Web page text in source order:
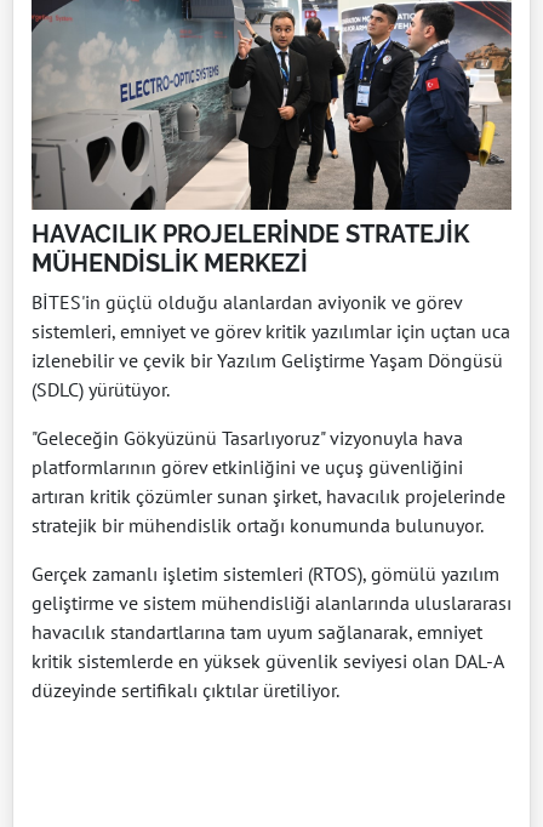
HAVACILIK PROJELERİNDE STRATEJİK
MÜHENDİSLİK MERKEZİ
BİTES'in güçlü olduğu alanlardan aviyonik ve görev
sistemleri, emniyet ve görev kritik yazılımlar için uçtan uca
izlenebilir ve çevik bir Yazılım Geliştirme Yaşam Döngüsü
(SDLC) yürütüyor.
"Geleceğin Gökyüzünü Tasarlıyoruz" vizyonuyla hava
platformlarının görev etkinliğini ve uçuş güvenliğini
artıran kritik çözümler sunan şirket, havacılık projelerinde
stratejik bir mühendislik ortağı konumunda bulunuyor.
Gerçek zamanlı işletim sistemleri (RTOS), gömülü yazılım
geliştirme ve sistem mühendisliği alanlarında uluslararası
havacılık standartlarına tam uyum sağlanarak, emniyet
kritik sistemlerde en yüksek güvenlik seviyesi olan DAL-A
düzeyinde sertifikalı çıktılar üretiliyor.